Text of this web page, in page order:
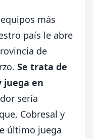
más
país le abre
de
Se trata de
juega en
sería
Cobresal y
último juega